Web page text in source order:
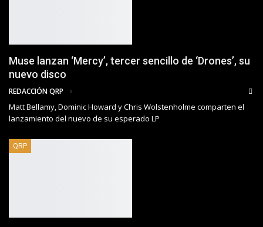
Muse lanzan ‘Mercy’, tercer sencillo de ‘Drones’, su
nuevo disco
REDACCIÓN QRP
Matt Bellamy, Dominic Howard y Chris Wolstenholme comparten el
lanzamiento del nuevo de su esperado LP
QRP